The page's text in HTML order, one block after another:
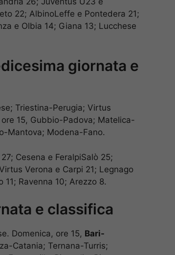
22; AlbinoLeffe e Pontedera 21;
e Olbia 14; Giana 13; Lucchese
giornata e
Triestina-Perugia; Virtus
15, Gubbio-Padova; Matelica-
Mantova; Modena-Fano.
Cesena e FeralpiSalò 25;
Verona e Carpi 21; Legnago
11; Ravenna 10; Arezzo 8.
e classifica
Domenica, ore 15, Bari-
Catania; Ternana-Turris;